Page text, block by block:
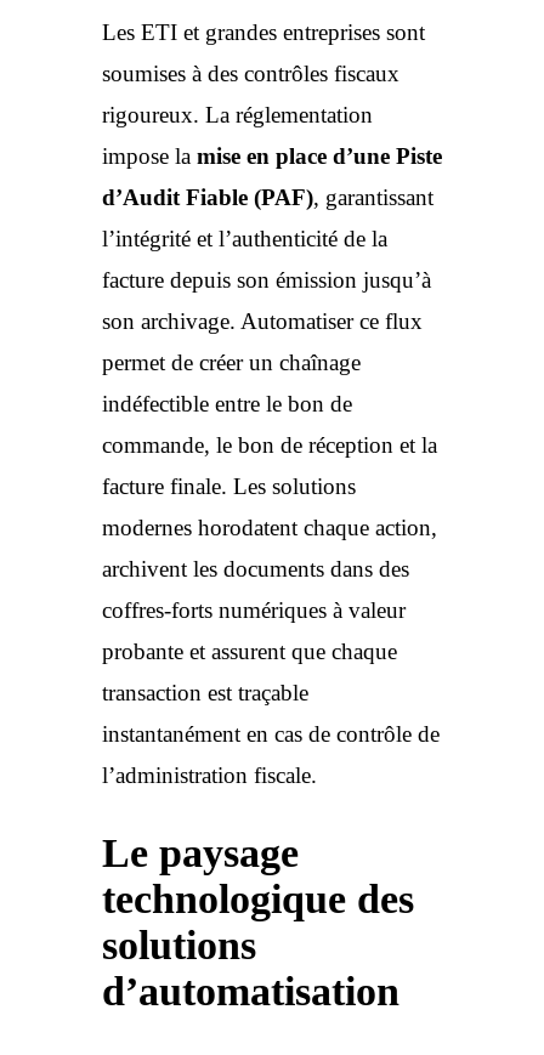
Les ETI et grandes entreprises sont
soumises à des contrôles fiscaux
rigoureux. La réglementation
impose la mise en place d’une Piste
d’Audit Fiable (PAF), garantissant
l’intégrité et l’authenticité de la
facture depuis son émission jusqu’à
son archivage. Automatiser ce flux
permet de créer un chaînage
indéfectible entre le bon de
commande, le bon de réception et la
facture finale. Les solutions
modernes horodatent chaque action,
archivent les documents dans des
coffres-forts numériques à valeur
probante et assurent que chaque
transaction est traçable
instantanément en cas de contrôle de
l’administration fiscale.
Le paysage
technologique des
solutions
d’automatisation